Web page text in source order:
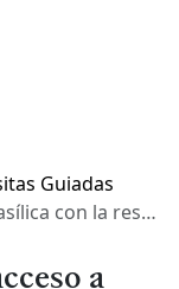
Guiadas
de la visita guiada?
a